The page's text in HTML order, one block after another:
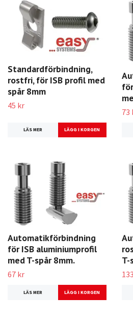
Standardförbindning,
rostfri, för ISB profil med
spår 8mm
45 kr
LÄS MER
73
Automatikförbindning
för ISB aluminiumprofil
med T-spår 8mm.
67 kr
LÄS MER
T-